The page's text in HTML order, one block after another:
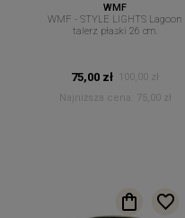
WMF
WMF - STYLE LIGHTS Lagoon
talerz płaski 26 cm.
75,00 zł
100,00 zł
Najniższa cena:
75,00 zł